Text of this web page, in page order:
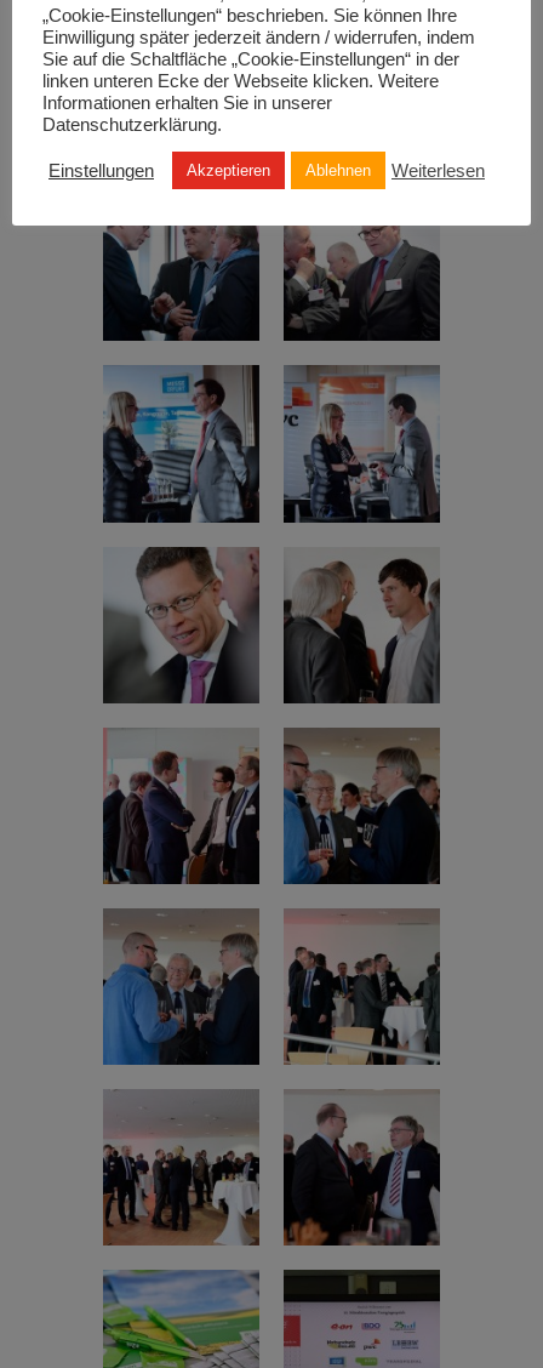
„Cookie-Einstellungen“ beschrieben. Sie können Ihre
Einwilligung später jederzeit ändern / widerrufen, indem
Sie auf die Schaltfläche „Cookie-Einstellungen“ in der
linken unteren Ecke der Webseite klicken. Weitere
Informationen erhalten Sie in unserer
Datenschutzerklärung.
Einstellungen Akzeptieren Ablehnen Weiterlesen